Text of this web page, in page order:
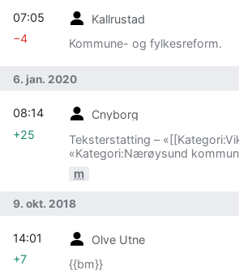
Kallrustad
Kommune- og fylkesreform.
07:05
−4
6. jan. 2020
Cnyborg
Teksterstatting –
«Kategori:Nærøysund
m
08:14
+25
9. okt. 2018
Olve Utne
{{bm}}
14:01
+7